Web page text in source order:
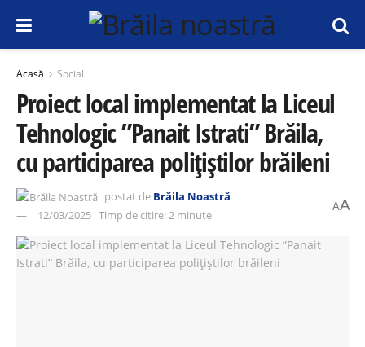
Acasă Social
Proiect local implementat la Liceul
Tehnologic ”Panait Istrati” Brăila,
cu participarea polițiștilor brăileni
postat de Brăila Noastră
12/03/2025 Timp de citire: 2 minute
AA